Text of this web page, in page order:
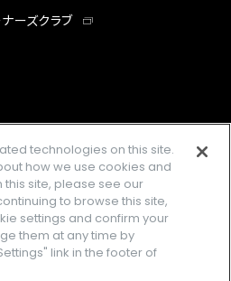
ーズクラブ
facebookinstagramtwitter
ご利用規約
シー Cookies Settings
technologies on this site.
how we use cookies and
site, please see our
to browse this site,
settings and confirm your
them at any time by
link in the footer of